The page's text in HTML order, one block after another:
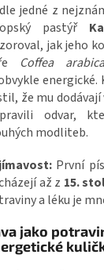
jedné z
pastýř
jak jeho
Coffea arabica
že mu
odvar,
modliteb.
První
až z 15.
a léku je
jako